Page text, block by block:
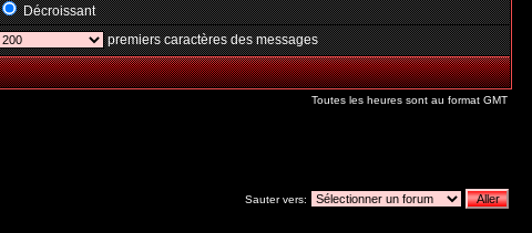
Décroissant
premiers caractères des messages
Toutes les heures sont au format GMT
Sauter vers: